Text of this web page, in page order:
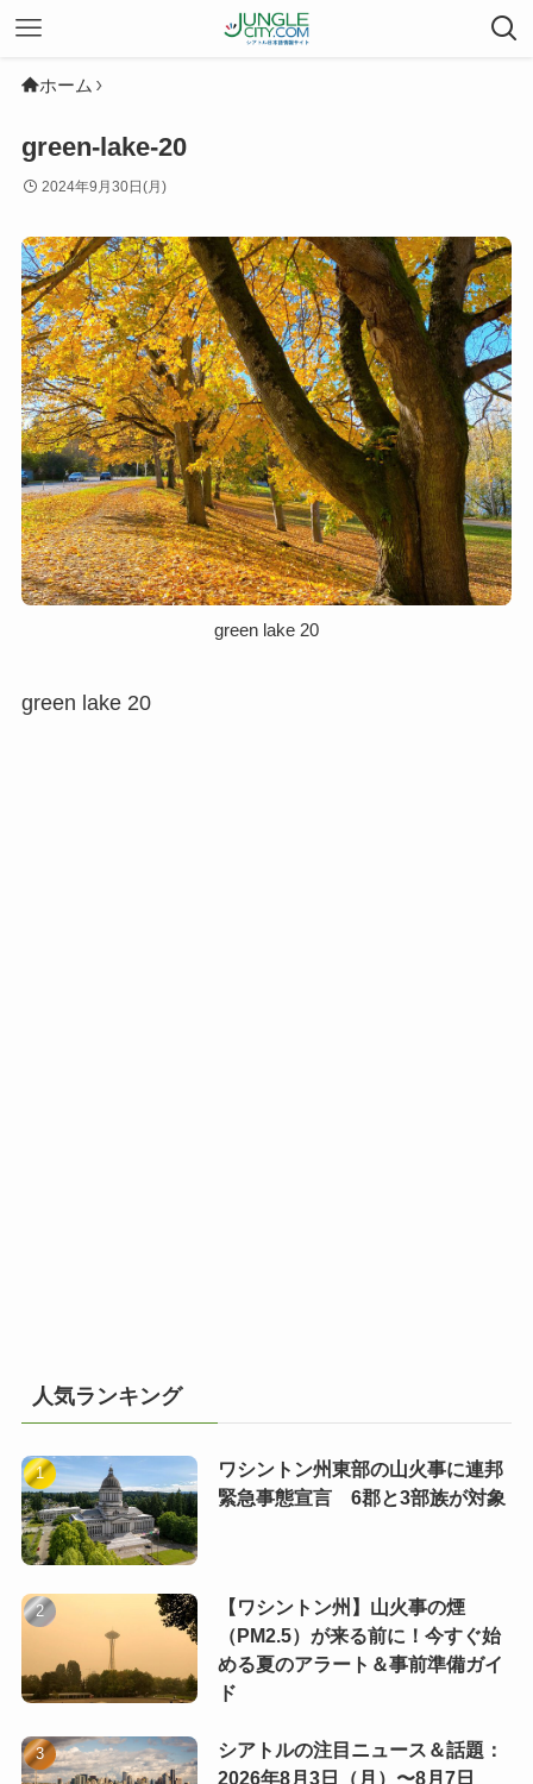
ホーム
green-lake-20
2024年9月30日(月)
green lake 20
green lake 20
人気ランキング
ワシントン州東部の山火事に連邦
緊急事態宣言 6郡と3部族が対象
【ワシントン州】山火事の煙
（PM2.5）が来る前に！今すぐ始
める夏のアラート＆事前準備ガイ
ド
シアトルの注目ニュース＆話題：
2026年8月3日（月）〜8月7日